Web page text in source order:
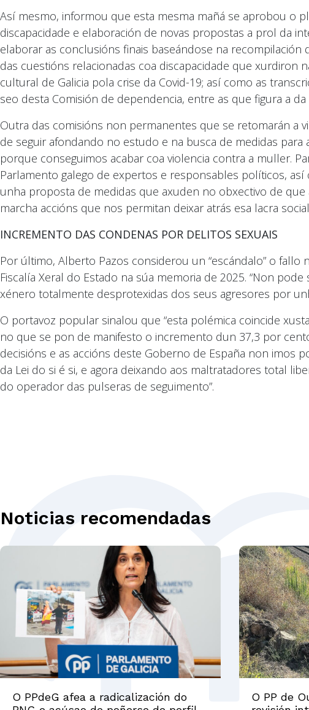
Así mesmo, informou que esta mesma mañá se aprobou o
discapacidade e elaboración de novas propostas a prol da
elaborar as conclusións finais baseándose na
das cuestións relacionadas coa discapacidade que xurdiron
cultural de Galicia pola crise da Covid-19; así como as
seo desta Comisión de dependencia, entre as que figura a
Outra das comisións non permanentes que se retomarán a
de seguir afondando no estudo e na busca de medidas
porque conseguimos acabar coa violencia contra a muller.
Parlamento galego de expertos e responsables políticos,
unha proposta de medidas que axuden no obxectivo de que
marcha accións que nos permitan deixar atrás esa lacra
INCREMENTO DAS CONDENAS POR DELITOS SEXUAIS
Por último, Alberto Pazos considerou un “escándalo” o
Fiscalía Xeral do Estado na súa memoria de 2025. “Non
xénero totalmente desprotexidas dos seus agresores por
O portavoz popular sinalou que “esta polémica coincide
no que se pon de manifesto o incremento dun 37,3 por
decisións e as accións deste Goberno de España non imos
da Lei do si é si, e agora deixando aos maltratadores total
do operador das pulseras de seguimento”.
Noticias recomendadas
O PPdeG afea a radicalización do
O PP de